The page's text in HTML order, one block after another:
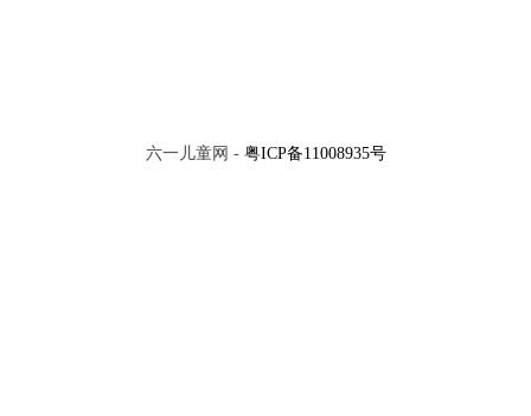
六一儿童网 - 粤ICP备11008935号